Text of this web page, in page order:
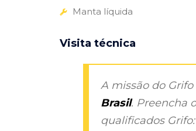
Manta líquida
Visita técnica
A missão do
Brasil. Preencha
qualificados Grifo: